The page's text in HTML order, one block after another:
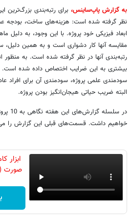
به گزارش پاپ‌ساینس،
نظر گرفته شده است: هزینه‌های ساخت، بودجه
ابعاد فیزیکی خود پروژه. با این وجود، به دلیل
مقایسه آنها کار دشواری است و به همین دلیل،
رتبه‌بندی آنها در نظر گرفته شده است. به
بیشتری به این ضرایب اختصاص داده شده است.
سودمندی علمی پروژه، سودمندی آن برای افراد
البته ضریب حیاتی هیجان‌انگیز بودن پروژه.
در
خواهیم داشت. قسمت‌های قبلی این گزارش را
ابزار
صورت